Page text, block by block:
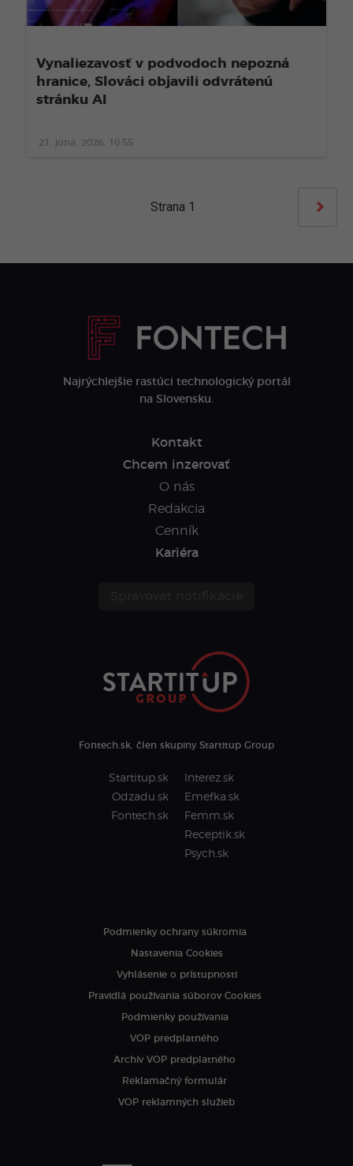
Vynaliezavosť v podvodoch nepozná
hranice, Slováci objavili odvrátenú
stránku AI
21. júna. 2026, 10:55
Strana 1
Najrýchlejšie rastúci technologický portál
na Slovensku.
Kontakt
Chcem inzerovať
O nás
Redakcia
Cenník
Kariéra
Fontech.sk, člen skupiny Startitup Group
Startitup.sk
Odzadu.sk
Fontech.sk
Interez.sk
Emefka.sk
Femm.sk
Receptik.sk
Psych.sk
Podmienky ochrany súkromia
Nastavenia Cookies
Vyhlásenie o prístupnosti
Pravidlá používania súborov Cookies
Podmienky používania
VOP predplatného
Archív VOP predplatného
Reklamačný formulár
VOP reklamných služieb